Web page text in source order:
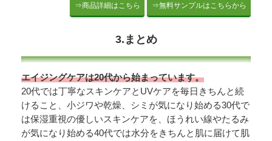
⇒商品詳細はこちら ⇒無料サンプルはこちらから
3.まとめ
エイジングケアは20代から始まっています。
20代では丁寧なスキンケアとUVケアを毎日きちんと続
けること、小ジワや乾燥、シミが気になり始める30代で
は保湿重視の優しいスキンケアを、ほうれい線やたるみ
が気になり始める40代では水分をきちんと肌に届けて肌